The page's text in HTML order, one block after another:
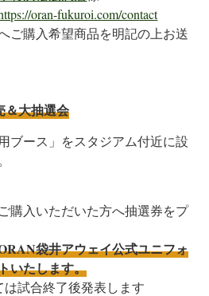
oran-fukuroi.com/contact
ご購入希望商品を明記の上お送
＆大抽選会
ブース」をスタジアム付近に設
購入いただいた方へ抽選券をプ
袋井アウェイ公式ユニフォ
いたします。
試合終了後発表します